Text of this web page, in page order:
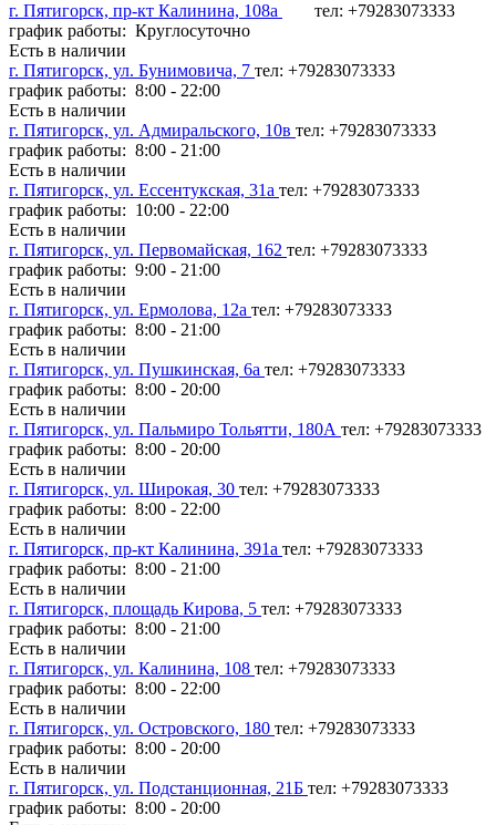
г. Пятигорск, пр-кт Калинина, 108а
тел: +79283073333
график работы: Круглосуточно
Есть в наличии
г. Пятигорск, ул. Бунимовича, 7 тел: +79283073333
график работы: 8:00 - 22:00
Есть в наличии
г. Пятигорск, ул. Адмиральского, 10в тел: +79283073333
график работы: 8:00 - 21:00
Есть в наличии
г. Пятигорск, ул. Ессентукская, 31а тел: +79283073333
график работы: 10:00 - 22:00
Есть в наличии
г. Пятигорск, ул. Первомайская, 162 тел: +79283073333
график работы: 9:00 - 21:00
Есть в наличии
г. Пятигорск, ул. Ермолова, 12а тел: +79283073333
график работы: 8:00 - 21:00
Есть в наличии
г. Пятигорск, ул. Пушкинская, 6а тел: +79283073333
график работы: 8:00 - 20:00
Есть в наличии
г. Пятигорск, ул. Пальмиро Тольятти, 180А тел: +79283073333
график работы: 8:00 - 20:00
Есть в наличии
г. Пятигорск, ул. Широкая, 30 тел: +79283073333
график работы: 8:00 - 22:00
Есть в наличии
г. Пятигорск, пр-кт Калинина, 391а тел: +79283073333
график работы: 8:00 - 21:00
Есть в наличии
г. Пятигорск, площадь Кирова, 5 тел: +79283073333
график работы: 8:00 - 21:00
Есть в наличии
г. Пятигорск, ул. Калинина, 108 тел: +79283073333
график работы: 8:00 - 22:00
Есть в наличии
г. Пятигорск, ул. Островского, 180 тел: +79283073333
график работы: 8:00 - 20:00
Есть в наличии
г. Пятигорск, ул. Подстанционная, 21Б тел: +79283073333
график работы: 8:00 - 20:00